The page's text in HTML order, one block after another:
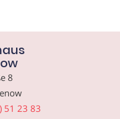
8
51 23 83